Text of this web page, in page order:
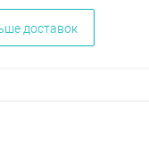
доставок